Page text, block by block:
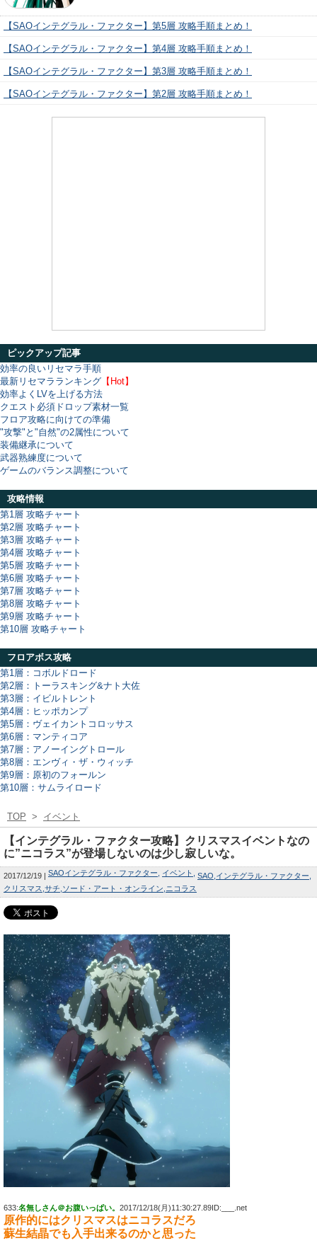
【SAOインテグラル・ファクター】第5層 攻略手順まとめ！
【SAOインテグラル・ファクター】第4層 攻略手順まとめ！
【SAOインテグラル・ファクター】第3層 攻略手順まとめ！
【SAOインテグラル・ファクター】第2層 攻略手順まとめ！
ピックアップ記事
効率の良いリセマラ手順
最新リセマラランキング 【Hot】
効率よくLVを上げる方法
クエスト必須ドロップ素材一覧
フロア攻略に向けての準備
"攻撃"と"自然"の2属性について
装備継承について
武器熟練度について
ゲームのバランス調整について
攻略情報
第1層 攻略チャート
第2層 攻略チャート
第3層 攻略チャート
第4層 攻略チャート
第5層 攻略チャート
第6層 攻略チャート
第7層 攻略チャート
第8層 攻略チャート
第9層 攻略チャート
第10層 攻略チャート
フロアボス攻略
第1層：コボルドロード
第2層：トーラスキング&ナト大佐
第3層：イビルトレント
第4層：ヒッポカンプ
第5層：ヴェイカントコロッサス
第6層：マンティコア
第7層：アノーイングトロール
第8層：エンヴィ・ザ・ウィッチ
第9層：原初のフォールン
第10層：サムライロード
TOP > イベント
【インテグラル・ファクター攻略】クリスマスイベントなの
に”ニコラス”が登場しないのは少し寂しいな。
2017/12/19 SAOインテグラル・ファクター イベント SAO インテグラル・ファクター
クリスマス サチ ソード・アート・オンライン ニコラス
633:名無しさん＠お腹いっぱい。 2017/12/18(月)11:30:27.89ID:___.net
原作的にはクリスマスはニコラスだろ
蘇生結晶でも入手出来るのかと思った